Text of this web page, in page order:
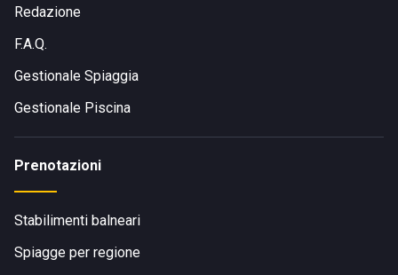
Redazione
F.A.Q.
Gestionale Spiaggia
Gestionale Piscina
Prenotazioni
Stabilimenti balneari
Spiagge per regione